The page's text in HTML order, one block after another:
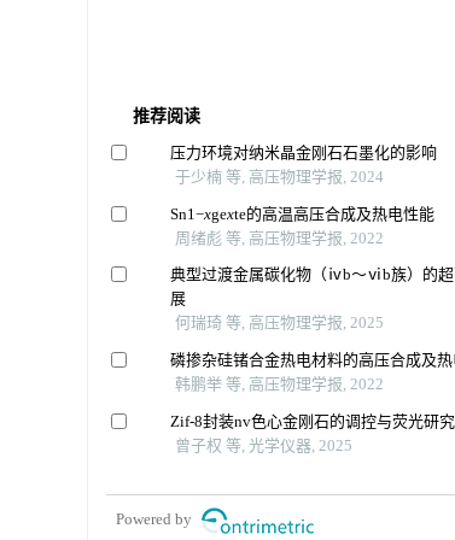
推荐阅读
压力环境对纳米晶金刚石石墨化的影响
于少楠 等, 高压物理学报, 2024
Sn1−xgexte的高温高压合成及热电性能
周绪彪 等, 高压物理学报, 2022
典型过渡金属碳化物（ⅳb～ⅵb族）的
展
何瑞琦 等, 高压物理学报, 2025
磷掺杂硅锗合金热电材料的高压合成及
韩鹏举 等, 高压物理学报, 2022
Zif-8封装nv色心金刚石的调控与荧光研究
曾子权 等, 光学仪器, 2025
Powered by